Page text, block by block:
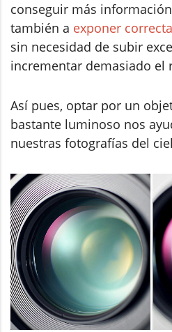
conseguir más
también a exponer
sin necesidad de subir
incrementar demasiado el
Así pues, optar por un
bastante luminoso nos
nuestras fotografías del